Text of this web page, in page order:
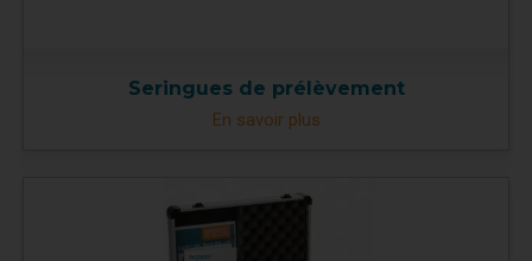
Seringues de prélèvement
En savoir plus